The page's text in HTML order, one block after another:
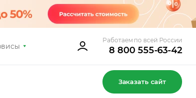
Работаем по всей России
8 800 555-63-42
Заказать сайт